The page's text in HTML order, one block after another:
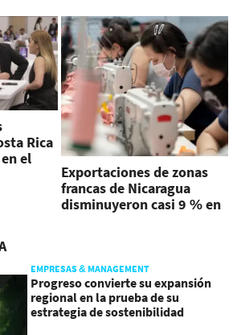
competitividad
Rica
el
Exportaciones de zonas
francas de Nicaragua
disminuyeron casi 9 % en
EMPRESAS & MANAGEMENT
Progreso convierte su expansión
regional en la prueba de su
estrategia de sostenibilidad